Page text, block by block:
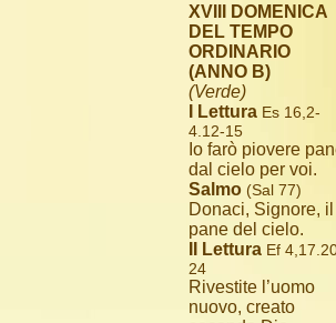
XVIII DOMENICA
DEL TEMPO
ORDINARIO
(ANNO B)
(Verde)
I Lettura Es 16,2-
4.12-15
Io farò piovere
dal cielo per voi.
Salmo (Sal 77)
Donaci, Signore, il
pane del cielo.
II Lettura Ef
24
Rivestite l’uomo
nuovo, creato